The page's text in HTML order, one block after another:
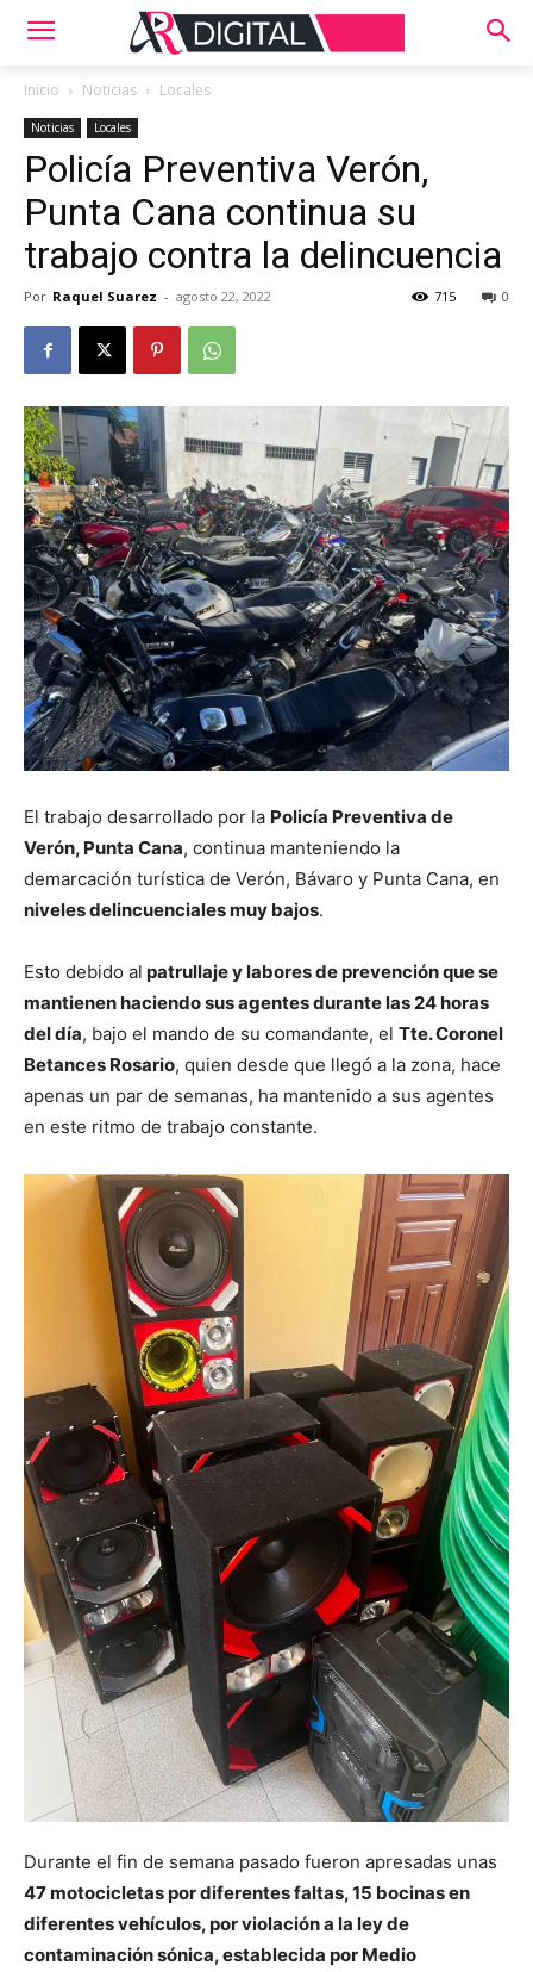
Inicio Noticias Locales
Noticias Locales
Policía Preventiva Verón,
Punta Cana continua su
trabajo contra la delincuencia
Por Raquel Suarez - agosto 22, 2022 0
715
El trabajo desarrollado por la Policía Preventiva de
Verón, Punta Cana, continua manteniendo la
demarcación turística de Verón, Bávaro y Punta Cana, en
niveles delincuenciales muy bajos.
Esto debido al patrullaje y labores de prevención que se
mantienen haciendo sus agentes durante las 24 horas
del día, bajo el mando de su comandante, el Tte. Coronel
Betances Rosario, quien desde que llegó a la zona, hace
apenas un par de semanas, ha mantenido a sus agentes
en este ritmo de trabajo constante.
Durante el fin de semana pasado fueron apresadas unas
47 motocicletas por diferentes faltas, 15 bocinas en
diferentes vehículos, por violación a la ley de
contaminación sónica, establecida por Medio